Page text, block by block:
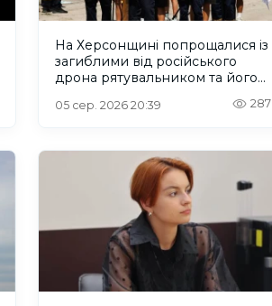
На Херсонщині попрощалися із
загиблими від російського
дрона рятувальником та його
05 сер. 2026 20:39 287